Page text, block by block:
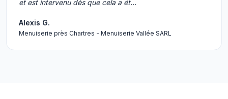
et est intervenu dès que cela a ét…
Alexis G.
Menuiserie près Chartres - Menuiserie Vallée SARL